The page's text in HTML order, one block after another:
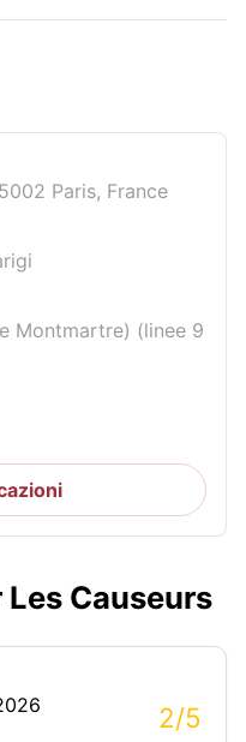
Paris, France
Montmartre) (linee 9
Causeurs
2/5